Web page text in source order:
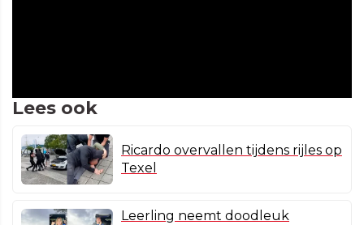
Lees ook
Ricardo overvallen tijdens rijles op
Texel
Leerling neemt doodleuk